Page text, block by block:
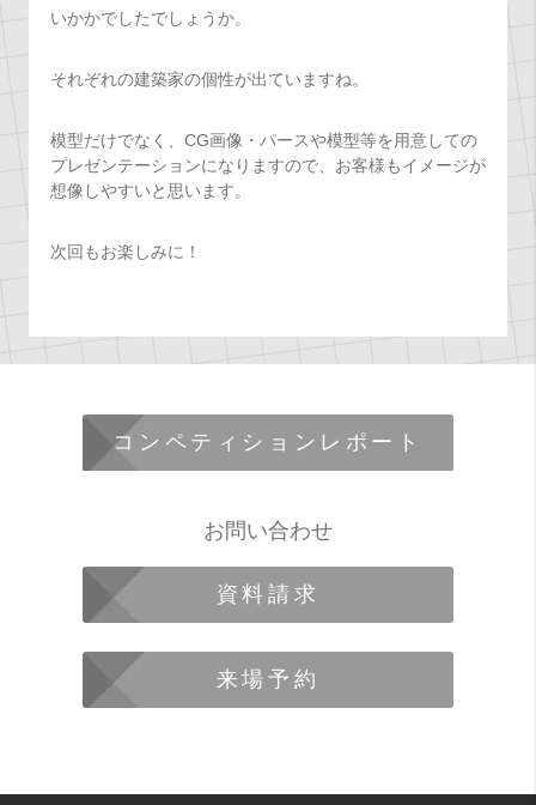
いかかでしたでしょうか。
それぞれの建築家の個性が出ていますね。
模型だけでなく、CG画像・パースや模型等を用意しての
プレゼンテーションになりますので、お客様もイメージが
想像しやすいと思います。
次回もお楽しみに！
コンペティションレポート
お問い合わせ
資料請求
来場予約